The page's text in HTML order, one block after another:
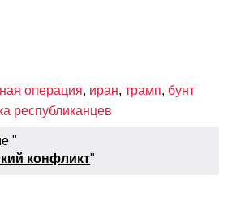
операция, иран, трамп, бунт
республиканцев
"
конфликт"